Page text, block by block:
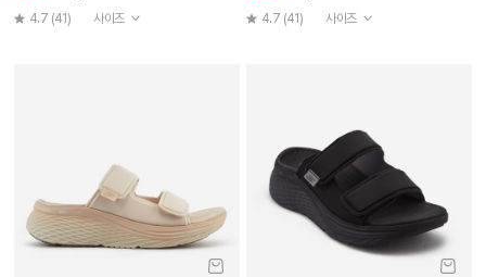
4.7 (41) 사이즈 4.7 (41) 사이즈